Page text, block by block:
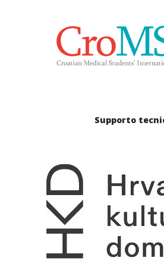
Supporto